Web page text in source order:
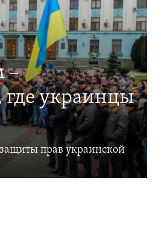
–
украинцы
прав украинской